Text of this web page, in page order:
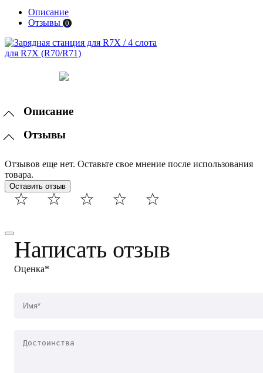
Описание
Отзывы 0
Описание
Отзывы
Отзывов еще нет. Оставьте свое мнение после использования
товара.
Оставить отзыв
Написать отзыв
Оценка*